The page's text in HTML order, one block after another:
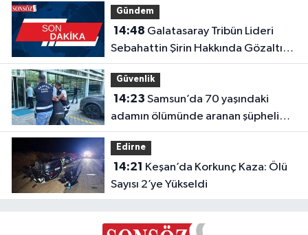
Gündem
14:48
Sebahattin Şirin Hakkında Gözaltı
Kararı
Güvenlik
14:23
adamın ölümünde aranan şüpheli
Trabzon’da yakalandı
Edirne
14:21
Sayısı 2’ye Yükseldi